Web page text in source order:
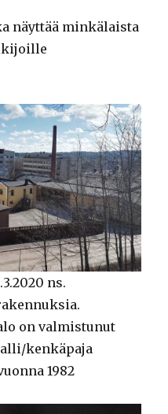
näyttää minkälaista
ns.
on valmistunut
kenkäpaja
1982